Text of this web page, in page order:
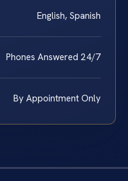
English, Spanish
Phones Answered 24/7
By Appointment Only